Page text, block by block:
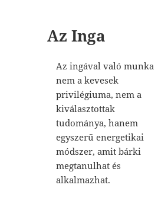
Az Inga
Az ingával való munka
nem a kevesek
privilégiuma, nem a
kiválasztottak
tudománya, hanem
egyszerű energetikai
módszer, amit bárki
megtanulhat és
alkalmazhat.